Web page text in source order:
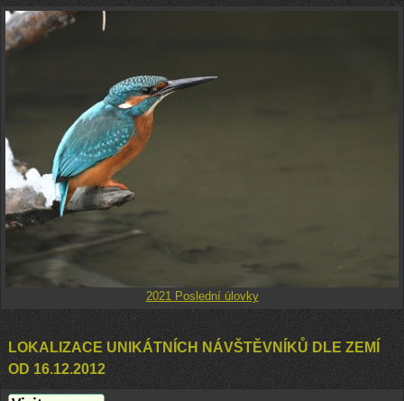
2021 Poslední úlovky
LOKALIZACE UNIKÁTNÍCH NÁVŠTĚVNÍKŮ DLE ZEMÍ
OD 16.12.2012